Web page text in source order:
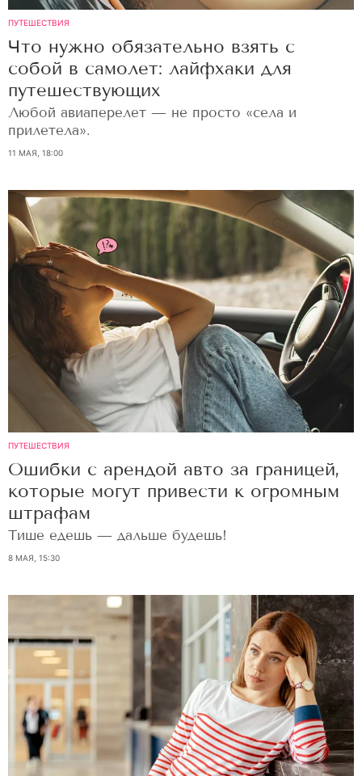
ПУТЕШЕСТВИЯ
Что нужно обязательно взять с
собой в самолет: лайфхаки для
путешествующих
Любой авиаперелет — не просто «села и
прилетела».
11 МАЯ, 18:00
ПУТЕШЕСТВИЯ
Ошибки с арендой авто за границей,
которые могут привести к огромным
штрафам
Тише едешь — дальше будешь!
8 МАЯ, 15:30